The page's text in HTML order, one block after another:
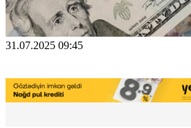
31.07.2025 09:45